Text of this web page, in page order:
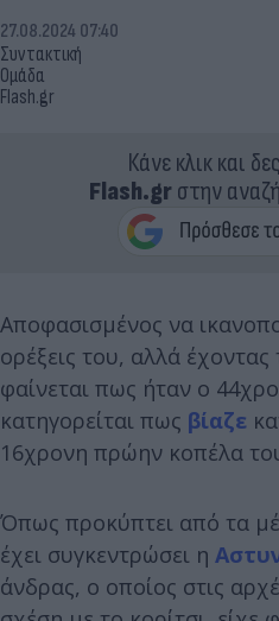
Συντακτική
Ομάδα
Flash.gr
27.08.2024 07:40
Κάνε κλικ και
Flash.grστην
Αποφασισμένος να
ορέξεις του, αλλά
φαίνεται πως ήταν ο
κατηγορείται πως βίαζε
16χρονη πρώην κοπέλα
Όπως προκύπτει από τα
έχει συγκεντρώσει η
άνδρας, ο οποίος στις